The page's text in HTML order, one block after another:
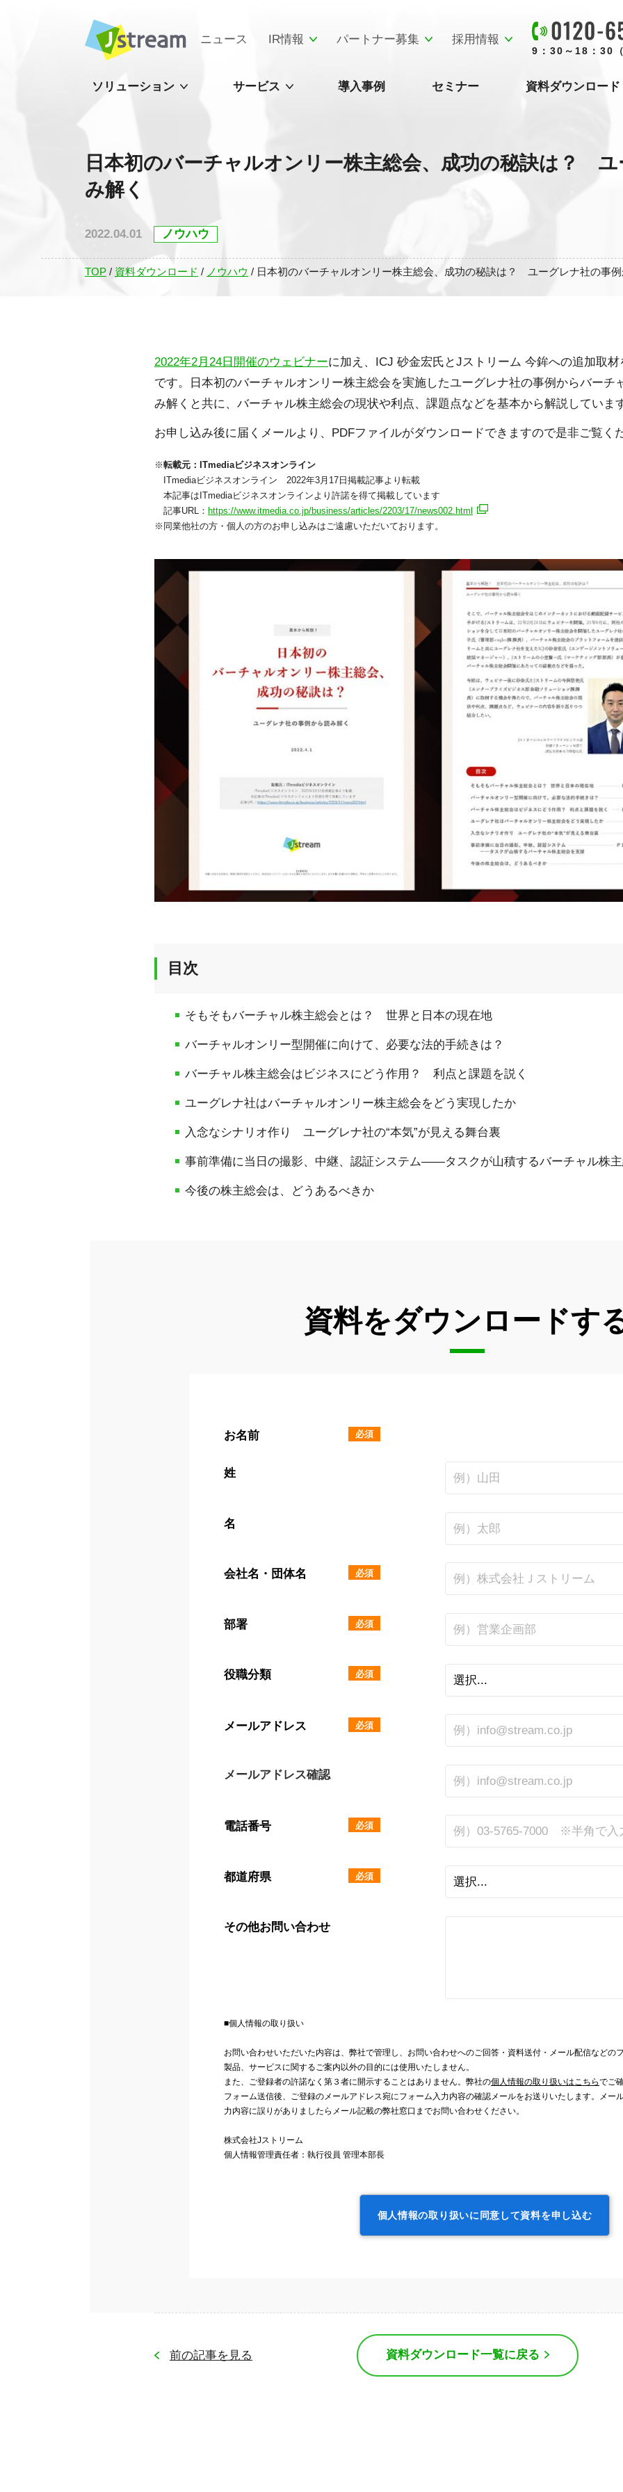
ニュース IR情報 パートナー募集 採用情報
9：30～18：30
ソリューション サービス 導入事例 セミナー 資料ダウンロード
日本初のバーチャルオンリー株主総会、成功の秘訣は？
み解く
2022.04.01 ノウハウ
TOP / 資料ダウンロード / ノウハウ / 日本初のバーチャルオンリー株主総会、成功の秘訣は？ ユーグレナ社の事
2022年2月24日開催のウェビナーに加え、ICJ 砂金宏氏とJストリーム 今鉾への追加取
です。日本初のバーチャルオンリー株主総会を実施したユーグレナ社の事例からバーチ
み解くと共に、バーチャル株主総会の現状や利点、課題点などを基本から解説していま
お申し込み後に届くメールより、PDFファイルがダウンロードできますので是非ご覧く
転載元：ITmediaビジネスオンライン
ITmediaビジネスオンライン 2022年3月17日掲載記事より転載
本記事はITmediaビジネスオンラインより許諾を得て掲載しています
記事URL： https://www.itmedia.co.jp/business/articles/2203/17/news002.html
同業他社の方・個人の方のお申し込みはご遠慮いただいております。
目次
そもそもバーチャル株主総会とは？ 世界と日本の現在地
バーチャルオンリー型開催に向けて、必要な法的手続きは？
バーチャル株主総会はビジネスにどう作用？ 利点と課題を説く
ユーグレナ社はバーチャルオンリー株主総会をどう実現したか
入念なシナリオ作り ユーグレナ社の“本気”が見える舞台裏
事前準備に当日の撮影、中継、認証システム――タスクが山積するバーチャル株
今後の株主総会は、どうあるべきか
資料をダウンロードす
お名前 必須
姓
名
会社名・団体名 必須
部署 必須
役職分類 必須
メールアドレス 必須
メールアドレス確認
電話番号 必須
都道府県 必須
その他お問い合わせ
■個人情報の取り扱い
お問い合わせいただいた内容は、弊社で管理し、お問い合わせへのご回答・資料送付・メール配信などの
製品、サービスに関するご案内以外の目的には使用いたしません。
また、ご登録者の許諾なく第３者に開示することはありません。弊社の個人情報の取り扱いはこちらでご
フォーム送信後、ご登録のメールアドレス宛にフォーム入力内容の確認メールをお送りいたします。メー
力内容に誤りがありましたらメール記載の弊社窓口までお問い合わせください。
株式会社Jストリーム
個人情報管理責任者：執行役員 管理本部長
個人情報の取り扱いに同意して資料を申し込む
前の記事を見る 資料ダウンロード一覧に戻る